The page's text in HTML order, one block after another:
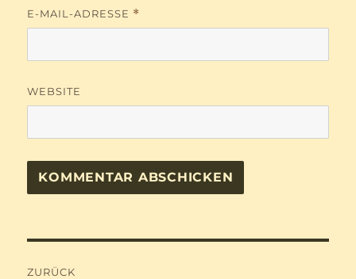
E-MAIL-ADRESSE *
WEBSITE
ZURÜCK